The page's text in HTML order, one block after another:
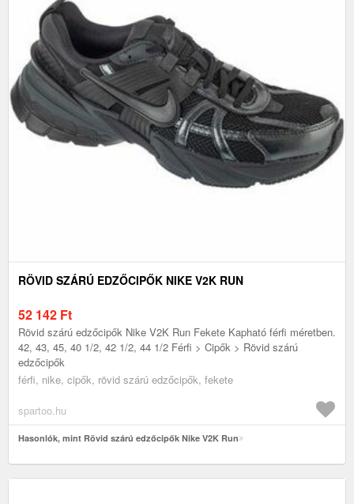
RÖVID SZÁRÚ EDZŐCIPŐK NIKE V2K RUN
52 142 Ft
Rövid szárú edzőcipők Nike V2K Run Fekete Kapható férfi méretben.
42, 43, 45, 40 1/2, 42 1/2, 44 1/2 Férfi > Cipők > Rövid szárú
edzőcipők
férfi, nike, cipők, rövid szárú edzőcipők, fekete
spartoo.hu
Hasonlók, mint Rövid szárú edzőcipők Nike V2K Run